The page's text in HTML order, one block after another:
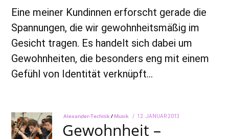
Eine meiner Kundinnen erforscht gerade die
Spannungen, die wir gewohnheitsmäßig im
Gesicht tragen. Es handelt sich dabei um
Gewohnheiten, die besonders eng mit einem
Gefühl von Identität verknüpft…
Alexander-Technik/ Musik
POSTED
ON
12. JANUAR 2013
Gewohnheit –